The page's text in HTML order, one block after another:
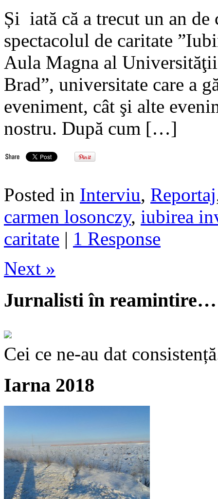
Și iată că a trecut un an
spectacolul de caritate
Aula Magna al
Brad”, universitate care a
eveniment, cât şi alte
nostru. După cum […]
Posted in Interviu, Reportaj
carmen losonczy, iubirea
caritate | 1 Response
Next »
Jurnalisti în reamintire…
Cei ce ne-au dat
Iarna 2018